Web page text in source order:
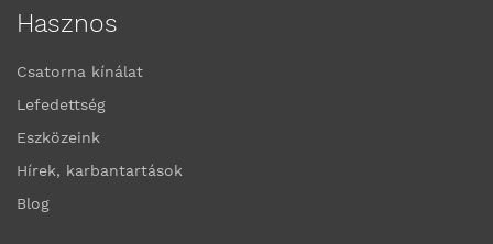
Hasznos
Csatorna kínálat
Lefedettség
Eszközeink
Hírek, karbantartások
Blog